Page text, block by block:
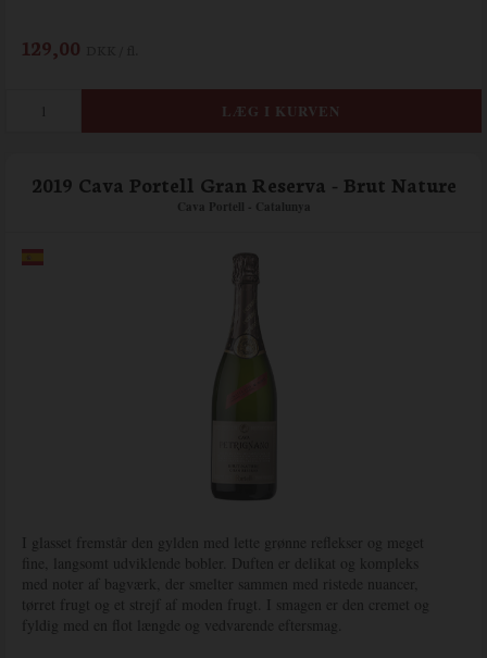
129,00
2019 Cava Portell Gran Reserva - Brut Nature
Cava Portell - Catalunya
I glasset fremstår den gylden med lette grønne reflekser og meget
fine, langsomt udviklende bobler. Duften er delikat og kompleks
med noter af bagværk, der smelter sammen med ristede nuancer,
tørret frugt og et strejf af moden frugt. I smagen er den cremet og
fyldig med en flot længde og vedvarende eftersmag.